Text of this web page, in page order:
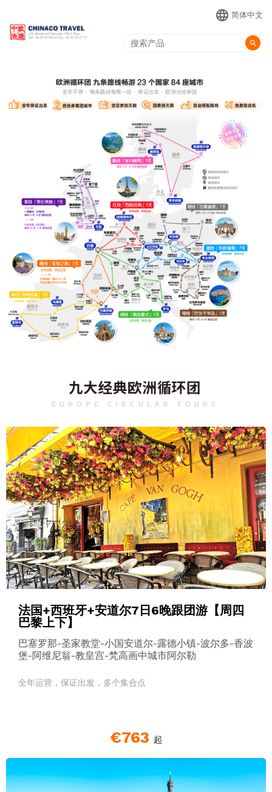
language 简体中文
search
法国+西班牙+安道尔7日6晚跟团游【周四
巴黎上下】
巴塞罗那-圣家教堂-小国安道尔-露德小镇-波尔多-香波
堡-阿维尼翁-教皇宫-梵高画中城市阿尔勒
全年运营，保证出发，多个集合点
€763 起